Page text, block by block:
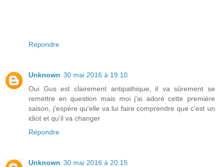
Répondre
Unknown 30 mai 2016 à 19:10
Oui Gus est clairement antipathique, il va sûrement se
remettre en question mais moi j'ai adoré cette première
saison, j'espère qu'elle va lui faire comprendre que c'est un
idiot et qu'il va changer
Répondre
Unknown 30 mai 2016 à 20:15